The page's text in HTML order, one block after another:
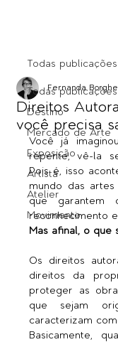
Todas publicações
Destino
Mercado de Arte
Exposição
Artista
Atelier
Movimento
Todas publicações
Direitos
você precisa
Fernanda
Você já
repente, vê-la
Pois é, isso
mundo das
que garantem
reconhecimento
Mas afinal, o que
Os direitos
direitos da
proteger as
que sejam
caracterizam
Basicamente,